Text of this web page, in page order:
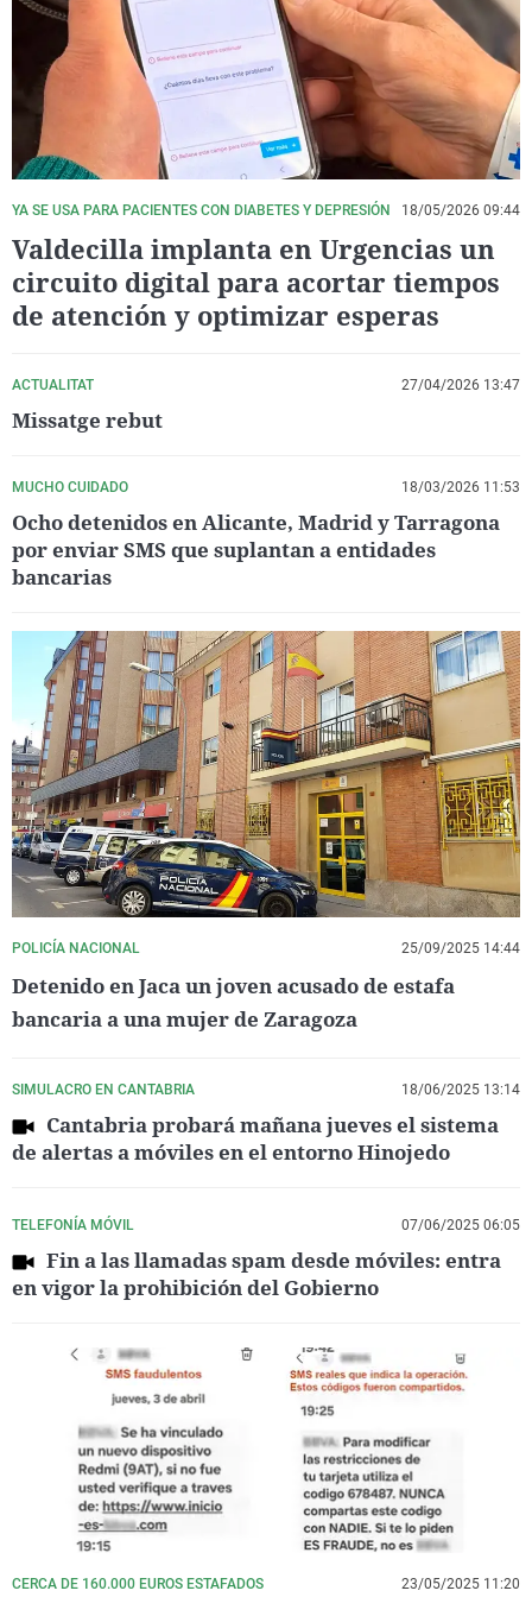
La rosa de los vientos
Gente viajera
Como el perro y el
Caso
Retornados
Equipo de
Operación Viuda
Extremadura
Galicia
La Rioja
Navarra
País Vasco
Virales
Televisión
Elecciones
YA SE USA PARA PACIENTES CON DIABETES Y DEPRESIÓN 18/05/2026 09:44
Valdecilla implanta en Urgencias un
circuito digital para acortar tiempos
de atención y optimizar esperas
ACTUALITAT 27/04/2026 13:47
Missatge rebut
MUCHO CUIDADO 18/03/2026 11:53
Ocho detenidos en Alicante, Madrid y Tarragona
por enviar SMS que suplantan a entidades
bancarias
POLICÍA NACIONAL 25/09/2025 14:44
Detenido en Jaca un joven acusado de estafa
bancaria a una mujer de Zaragoza
SIMULACRO EN CANTABRIA 18/06/2025 13:14
Cantabria probará mañana jueves el sistema
de alertas a móviles en el entorno Hinojedo
TELEFONÍA MÓVIL 07/06/2025 06:05
Fin a las llamadas spam desde móviles: entra
en vigor la prohibición del Gobierno
CERCA DE 160.000 EUROS ESTAFADOS 23/05/2025 11:20